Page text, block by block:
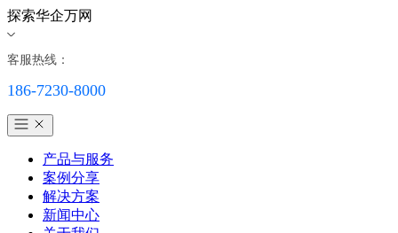
探索华企万网
客服热线：
186-7230-8000
产品与服务
案例分享
解决方案
新闻中心